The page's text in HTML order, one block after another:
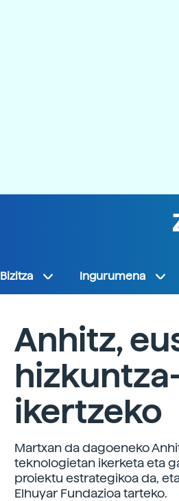
Bizitza Ingurumena
Anhitz,
ikertzeko
Martxan da dagoeneko
teknologietan ikerketa eta
proiektu estrategikoa da,
Elhuyar Fundazioa tarteko.